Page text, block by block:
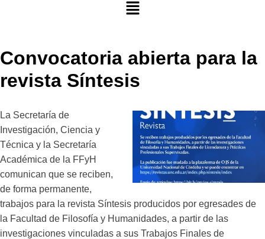
Convocatoria abierta para la
revista Síntesis
La Secretaría de
Investigación, Ciencia y
Técnica y la Secretaría
Académica de la FFyH
comunican que se reciben,
de forma permanente,
trabajos para la revista Síntesis producidos por egresades de
la Facultad de Filosofía y Humanidades, a partir de las
investigaciones vinculadas a sus Trabajos Finales de